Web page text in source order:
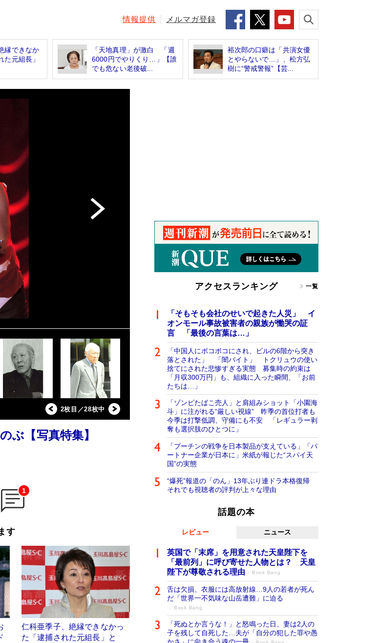
情報提供 メルマガ登録
縁できなか
た元組長」
「天地真理」が激白 「週
6000円でやりくり…」【誰
でも危ない老後破...
裕次郎の口癖は「共演女優
とやらないで…」、松方弘
樹に“警戒警報”【芸...
2枚目／28枚中
ぶ【写真特集】
1
す
仁科亜季子、絶縁できなかっ
た「逮捕された元組長」と
アクセスランキング 一覧
「そもそも会社のせいで起きた人災」 イ
オンモール事故被害者の親族が慟哭の証
言 「最後の言葉は…」
「中国人にボコボコにされ、ビルの6階から突き
落とされた」 「闇バイト」 トクリュウの使い
捨てにされた悲惨すぎる実態 募集時の約束は
「月収300万円」も、組織に入った瞬間、「お前
たちは…」
「ゾンビたばこ売人」と肩組みショット「小園海
斗」に注がれる“厳しい視線” 昨季の首位打者も
今季は打撃低調、守備にも不安 「レギュラー剥
奪も選択肢のひとつに」
「プーチンの戦争を日本製品が支えている」「パ
ートナー企業が日本に」米紙が報じた“スパイ天
国”の実態
“爆死”報道の「のん」13年ぶり連ドラ本格復帰
それでも視聴者の評判が上々な理由
話題の本
レビュー ニュース
英国で「末席」を用意された天皇陛下を
「最前列」に呼び寄せた人物とは？ 天皇
陛下が尊敬される理由
Book Bang
舌は欠損、衣服には高放射線…9人の若者が死ん
だ「世界一不気味な山岳遭難」に迫る
Book Bang
「死ぬとか言うな！」と怒鳴った日、妻は2人の
子を残して自死した…夫が「自分の犯した罪や愚